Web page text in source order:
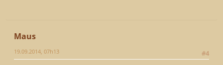
Maus
#4
19.09.2014, 07h13